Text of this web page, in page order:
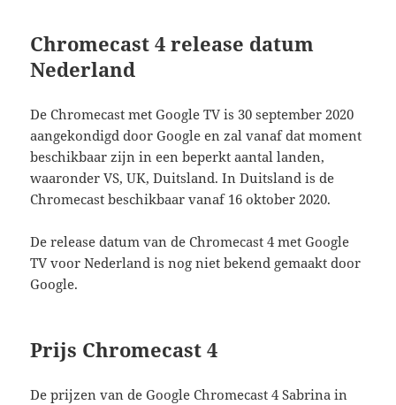
Chromecast 4 release datum
Nederland
De Chromecast met Google TV is 30 september 2020
aangekondigd door Google en zal vanaf dat moment
beschikbaar zijn in een beperkt aantal landen,
waaronder VS, UK, Duitsland. In Duitsland is de
Chromecast beschikbaar vanaf 16 oktober 2020.
De release datum van de Chromecast 4 met Google
TV voor Nederland is nog niet bekend gemaakt door
Google.
Prijs Chromecast 4
De prijzen van de Google Chromecast 4 Sabrina in